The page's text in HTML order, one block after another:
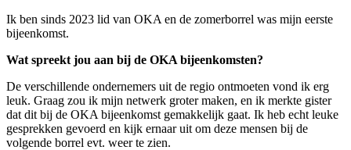
Ik ben sinds 2023 lid van OKA en de zomerborrel was mijn eerste
bijeenkomst.
Wat spreekt jou aan bij de OKA bijeenkomsten?
De verschillende ondernemers uit de regio ontmoeten vond ik erg
leuk. Graag zou ik mijn netwerk groter maken, en ik merkte gister
dat dit bij de OKA bijeenkomst gemakkelijk gaat. Ik heb echt leuke
gesprekken gevoerd en kijk ernaar uit om deze mensen bij de
volgende borrel evt. weer te zien.